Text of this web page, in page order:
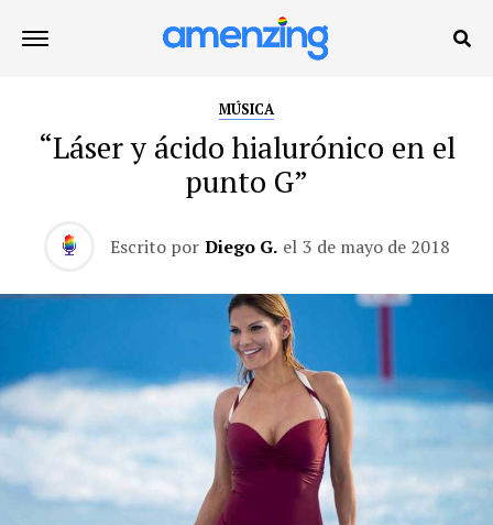
MÚSICA
“Láser y ácido hialurónico en el
punto G”
Escrito por Diego G. el 3 de mayo de 2018